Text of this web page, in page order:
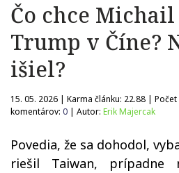
Čo chce
Trump v Číne?
išiel?
15. 05. 2026 | Karma článku: 22.88 |
komentárov: 0 | Autor: Erik Majercak
Povedia, že sa dohodol,
riešil Taiwan, prípadne